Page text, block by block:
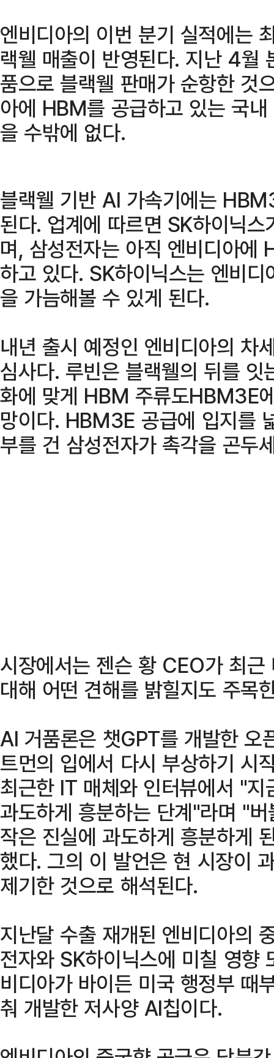
엔비디아의 이번 분기 실적에는
랙웰 매출이 반영된다. 지난 4월
품으로 블랙웰 판매가 순항한 것
아에 HBM를 공급하고 있는 국
을 수밖에 없다.
블랙웰 기반 AI 가속기에는
된다. 업계에 따르면 SK하이닉
며, 삼성전자는 아직 엔비디아
하고 있다. SK하이닉스는 엔비
을 가늠해볼 수 있게 된다.
내년 출시 예정인 엔비디아의 차
심사다. 루빈은 블랙웰의 뒤를
화에 맞게 HBM 주류도HBM3E
망이다. HBM3E 공급에 입지를
부를 건 삼성전자가 촉각을 곤두
시장에서는 젠슨 황 CEO가 최
대해 어떤 견해를 밝힐지도 주목
AI 거품론은 챗GPT를 개발한
트먼의 입에서 다시 부상하기 시
최근한 IT 매체와 인터뷰에서 "
과도하게 흥분하는 단계"라며 "
작은 진실에 과도하게 흥분하게
했다. 그의 이 발언은 현 시장이
제기한 것으로 해석된다.
지난달 수출 재개된 엔비디아의
전자와 SK하이닉스에 미칠 영
비디아가 바이든 미국 행정부 때
춰 개발한 저사양 AI칩이다.